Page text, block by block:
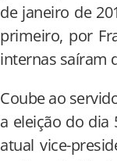
de janeiro de
primeiro, por
internas saíram
Coube ao
a eleição do dia
atual vice-